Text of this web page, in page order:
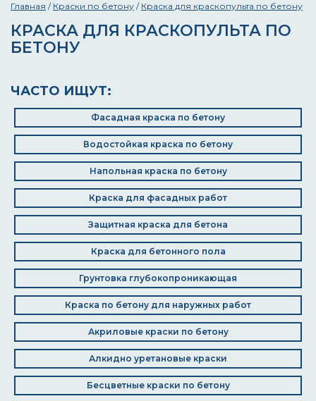
Главная / Краски по бетону / Краска для краскопульта по бетону
КРАСКА ДЛЯ КРАСКОПУЛЬТА ПО
БЕТОНУ
ЧАСТО ИЩУТ:
Фасадная краска по бетону
Водостойкая краска по бетону
Напольная краска по бетону
Краска для фасадных работ
Защитная краска для бетона
Краска для бетонного пола
Грунтовка глубокопроникающая
Краска по бетону для наружных работ
Акриловые краски по бетону
Алкидно уретановые краски
Бесцветные краски по бетону